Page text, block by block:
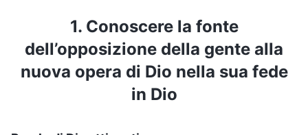
1. Conoscere la fonte
dell’opposizione della gente alla
nuova opera di Dio nella sua fede
in Dio